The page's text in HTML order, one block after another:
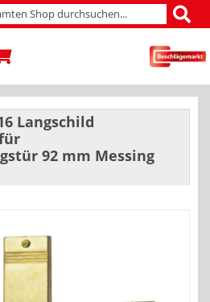
Langschild
92 mm Messing